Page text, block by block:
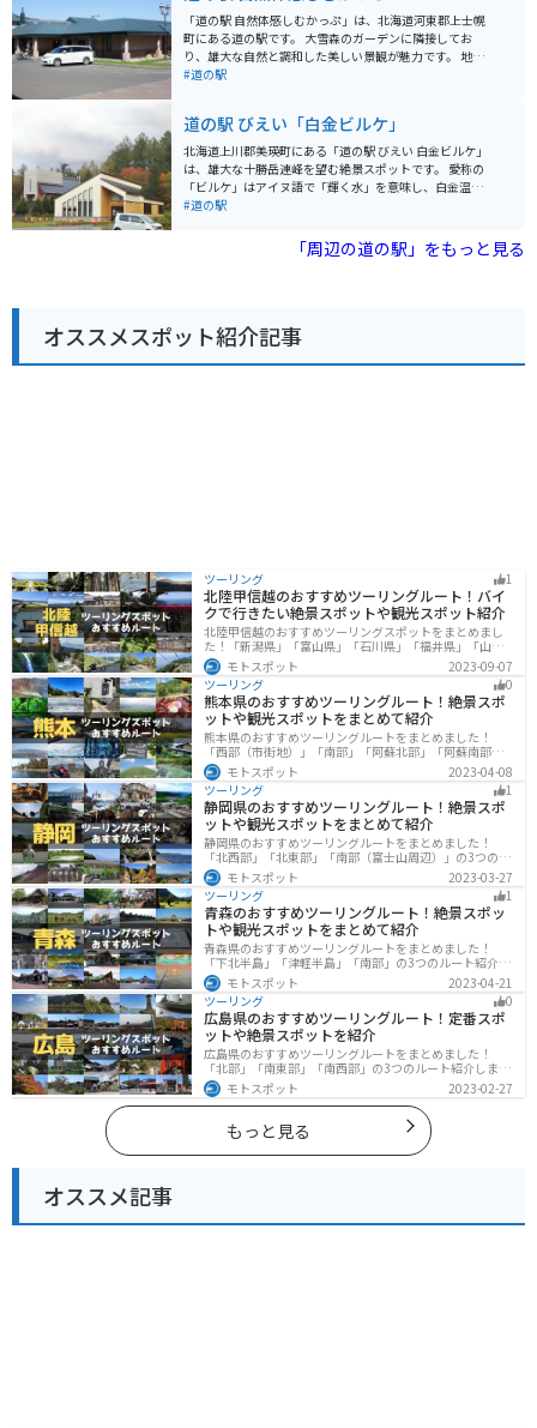
駅には、ツーリングマップやパンフレットなども置いて
あるので、休憩がてら情報収集もできます。周辺には、
広大な牧場や風力発電の風車など、北海道らしい雄大な
景色が広がっているので、ツーリングにも最適なエリア
「道の駅 自然体感しむかっぷ」は、北海道河東郡上士幌
町にある道の駅です。 大雪森のガーデンに隣接してお
り、雄大な自然と調和した美しい景観が魅力です。 地元
の新鮮な野菜や特産品を販売するショップや、地元食材
トクリームは濃厚な味わいで人気です。 バイクで訪れる
場合、駐車場も広々としており、安心して駐車できま
す。 大雪森の山岳道路は、景色も良く、ツーリングにも
おすすめです。 周辺には、十勝三股やナイタイ高原牧場
など、自然豊かな観光スポットも多数あります。 ドライ
#道の駅
道の駅 びえい「白金ビルケ」
北海道上川郡美瑛町にある「道の駅 びえい 白金ビルケ」
は、雄大な十勝岳連峰を望む絶景スポットです。 愛称の
「ビルケ」はアイヌ語で「輝く水」を意味し、白金温泉
街の入り口に位置しています。 施設内には、美瑛産の新
レストランや売店があり、地元の特産品をお土産に購入
も広く停めやすいので安心です。 十勝岳連峰の絶景を眺
めながら、地元グルメやショッピングを楽しめる「道の
駅 びえい 白金ビルケ」は、北海道観光に訪れた際にはぜ
#道の駅
「周辺の道の駅」をもっと見る
オススメスポット紹介記事
ツーリング 1
北陸甲信越のおすすめツーリングルート！バイ
クで行きたい絶景スポットや観光スポット紹介
北陸甲信越のおすすめツーリングスポットをまとめまし
た！「新潟県」「富山県」「石川県」「福井県」「山梨
県」「長野県」の各県の観光地紹介します。自然豊かな
山々や湖、温泉地が点在し、四季折々の景色を楽しめる
スポットが多数あります。バイクで北陸甲信越にツーリ
ングに行く際は参考にしてください。
モトスポット
2023-09-07
ツーリング
0
熊本県のおすすめツーリングルート！絶景スポ
ットや観光スポットをまとめて紹介
熊本県のおすすめツーリングルートをまとめました！
「西部（市街地）」「南部」「阿蘇北部」「阿蘇南部」
の4つのルート紹介します。阿蘇山や天草諸島をはじめと
した豊かな自然や、熊本城や水前寺成趣園など歴史ある
観光スポットが多数あり、様々な楽しみ方ができます。
バイクで熊本県にツーリングに行く際は参考にしてくだ
さい。
モトスポット
2023-04-08
ツーリング
1
静岡県のおすすめツーリングルート！絶景スポ
ットや観光スポットをまとめて紹介
静岡県のおすすめツーリングルートをまとめました！
「北西部」「北東部」「南部（富士山周辺）」の3つのル
ート紹介します。富士山を中心に自然豊かな景色や食事
を楽しめるスポットが多数あります。バイクで静岡県に
ツーリングに行く際は参考にしてください。
モトスポット
2023-03-27
ツーリング
1
青森のおすすめツーリングルート！絶景スポッ
トや観光スポットをまとめて紹介
青森県のおすすめツーリングルートをまとめました！
「下北半島」「津軽半島」「南部」の3つのルート紹介し
ます。自然に恵まれた風光明媚な景色や歴史文化に触れ
られる観光スポットが多くあります。バイクで青森県に
ツーリングに行く際は参考にしてください。
モトスポット
2023-04-21
ツーリング
0
広島県のおすすめツーリングルート！定番スポ
ットや絶景スポットを紹介
広島県のおすすめツーリングルートをまとめました！
「北部」「南東部」「南西部」の3つのルート紹介しま
す。自然豊かな山と海だけでなく、歴史的価値のある建
造物も多数あるので、飽きることなくツーリングを堪能
できます。バイクで広島県にツーリングに行く際は参考
にしてください。
モトスポット 2023-02-27
もっと見る
オススメ記事